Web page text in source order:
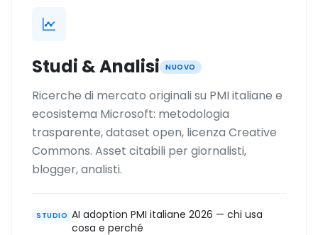
Studi & Analisi NUOVO
Ricerche di mercato originali su PMI italiane e
ecosistema Microsoft: metodologia
trasparente, dataset open, licenza Creative
Commons. Asset citabili per giornalisti,
blogger, analisti.
STUDIO AI adoption PMI italiane 2026 — chi usa
cosa e perché